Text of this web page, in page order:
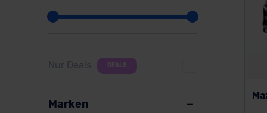
Nur Deals DEALS
Marken